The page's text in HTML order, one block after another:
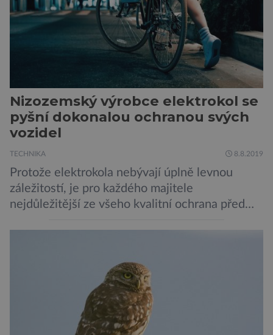
měsíc, kdy […]
Nizozemský výrobce elektrokol se
pyšní dokonalou ochranou svých
vozidel
TECHNIKA 8.8.2019
Protože elektrokola nebývají úplně levnou
záležitostí, je pro každého majitele
nejdůležitější ze všeho kvalitní ochrana před
Skutečně nepřehání? Pokud se podrobněji
podíváme na ochranu jejich elektrokol
Electrified S2 a X2, pak je […]